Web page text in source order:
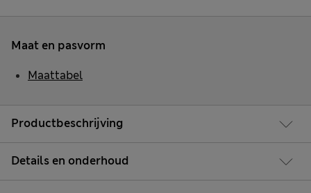
Productbeschrijving
Details en onderhoud
Maat en pasvorm
Maattabel